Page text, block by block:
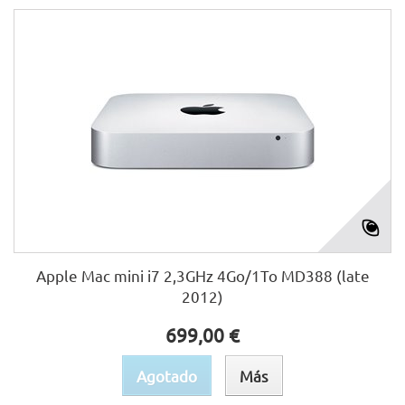
Apple Mac mini i7 2,3GHz 4Go/1To MD388 (late
2012)
699,00 €
Agotado Más